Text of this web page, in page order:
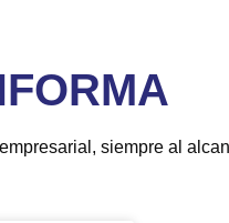
siempre al